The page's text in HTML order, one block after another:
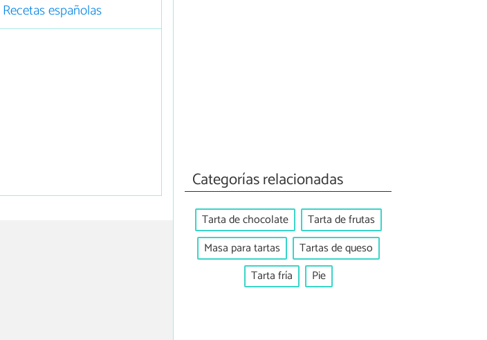
Recetas españolas
Categorías relacionadas
Tarta de chocolate
Tarta de frutas
Masa para tartas
Tartas de queso
Tarta fría
Pie